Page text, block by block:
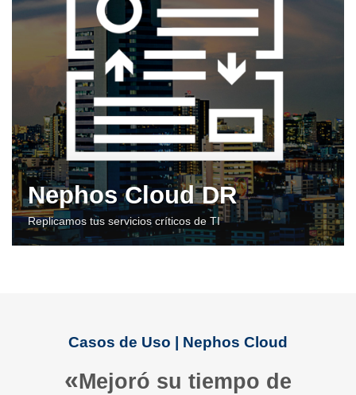
Nephos Cloud DR
Replicamos tus servicios críticos de TI
Casos de Uso | Nephos Cloud
«Mejoró su tiempo de